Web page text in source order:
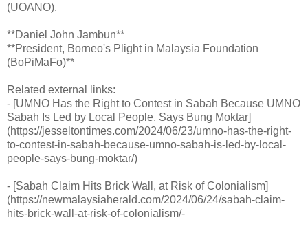
(UOANO).
**Daniel John Jambun**
**President, Borneo's Plight in Malaysia Foundation
(BoPiMaFo)**
Related external links:
- [UMNO Has the Right to Contest in Sabah Because UMNO
Sabah Is Led by Local People, Says Bung Moktar]
(https://jesseltontimes.com/2024/06/23/umno-has-the-right-
to-contest-in-sabah-because-umno-sabah-is-led-by-local-
people-says-bung-moktar/)
- [Sabah Claim Hits Brick Wall, at Risk of Colonialism]
(https://newmalaysiaherald.com/2024/06/24/sabah-claim-
hits-brick-wall-at-risk-of-colonialism/-